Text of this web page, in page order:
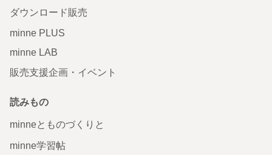
ダウンロード販売
minne PLUS
minne LAB
販売支援企画・イベント
読みもの
minneとものづくりと
minne学習帖